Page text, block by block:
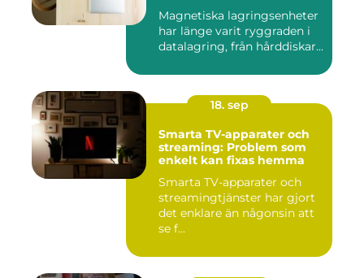
Magnetiska lagringsenheter
har länge varit ryggraden i
datalagring, från hårddiskar...
18. sep
Smarta TV-apparater och
streaming: Problem som
enkelt kan fixas hemma
Smarta TV-apparater och
streamingtjänster har gjort
det enklare än någonsin att
se f...